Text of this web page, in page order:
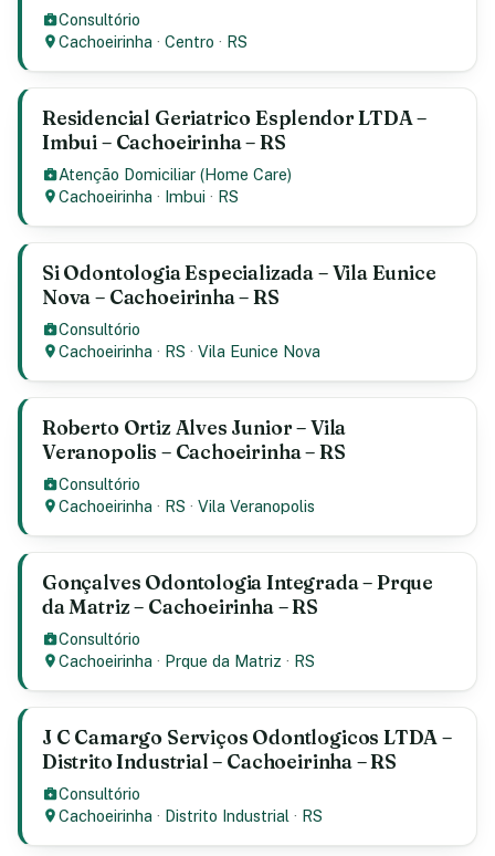
Consultório
Cachoeirinha ·Centro · RS
Residencial Geriatrico Esplendor LTDA –
Imbui – Cachoeirinha – RS
Atenção Domiciliar (Home Care)
Cachoeirinha · Imbui · RS
Si Odontologia Especializada – Vila Eunice
Nova – Cachoeirinha – RS
Consultório
Cachoeirinha · RS ·Vila Eunice Nova
Roberto Ortiz Alves Junior – Vila
Veranopolis – Cachoeirinha – RS
Consultório
Cachoeirinha · RS ·Vila Veranopolis
Gonçalves Odontologia Integrada – Prque
da Matriz – Cachoeirinha – RS
Consultório
Cachoeirinha · Prque da Matriz · RS
J C Camargo Serviços Odontlogicos LTDA –
Distrito Industrial – Cachoeirinha – RS
Consultório
Cachoeirinha · Distrito Industrial · RS